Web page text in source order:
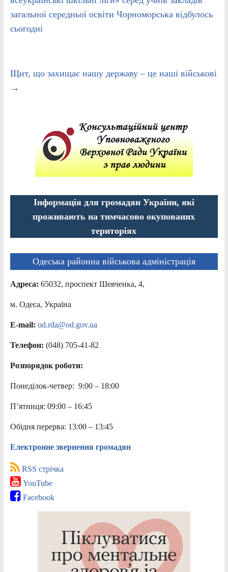
загальної середньої освіти Чорноморська відбулось
сьогодні
Щит, що захищає нашу державу – це наші військові
→
Інформація для громадян України, які
проживають на тимчасово окупованих
територіях
Одеська районна військова адміністрація
Адреса: 65032, проспект Шевченка, 4,
м. Одеса, Україна
E-mail: od.rda@od.gov.ua
Телефон: (048) 705-41-82
Розпорядок роботи:
Понеділок-четвер: 9:00 – 18:00
П’ятниця: 09:00 – 16:45
Обідня перерва: 13:00 – 13:45
Електронне звернення громадян
RSS стрічка
YouTube
Facebook